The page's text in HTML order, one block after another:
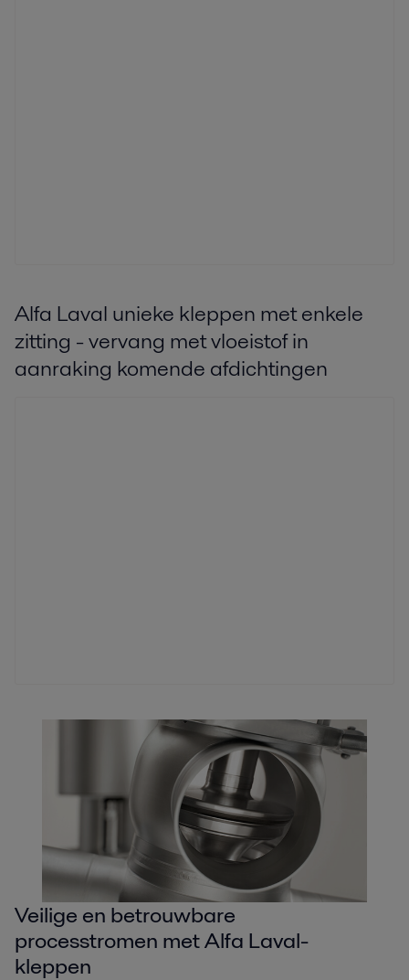
Alfa Laval unieke kleppen met enkele
zitting - vervang met vloeistof in
aanraking komende afdichtingen
Veilige en betrouwbare
processtromen met Alfa Laval-
kleppen